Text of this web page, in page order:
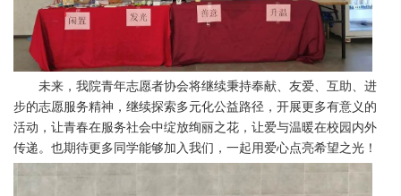
未来，我院青年志愿者协会将继续秉持奉献、友爱、互助、进
步的志愿服务精神，继续探索多元化公益路径，开展更多有意义的
活动，让青春在服务社会中绽放绚丽之花，让爱与温暖在校园内外
传递。也期待更多同学能够加入我们，一起用爱心点亮希望之光！